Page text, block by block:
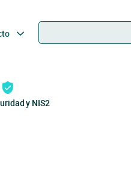
y NIS2